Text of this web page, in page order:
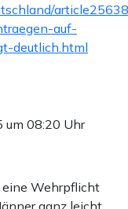
auf-
deutlich.html
um 08:20 Uhr
eine Wehrpflicht